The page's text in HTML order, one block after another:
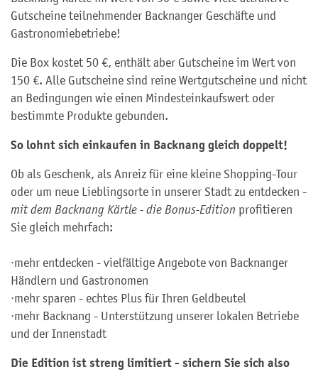
Gutscheine teilnehmender Backnanger Geschäfte und
Gastronomiebetriebe!
Die Box kostet 50 €, enthält aber Gutscheine im Wert von
150 €. Alle Gutscheine sind reine Wertgutscheine und nicht
an Bedingungen wie einen Mindesteinkaufswert oder
bestimmte Produkte gebunden.
So lohnt sich einkaufen in Backnang gleich doppelt!
Ob als Geschenk, als Anreiz für eine kleine Shopping-Tour
oder um neue Lieblingsorte in unserer Stadt zu entdecken -
mit dem Backnang Kärtle - die Bonus-Edition profitieren
Sie gleich mehrfach:
·mehr entdecken - vielfältige Angebote von Backnanger
Händlern und Gastronomen
·mehr sparen - echtes Plus für Ihren Geldbeutel
·mehr Backnang - Unterstützung unserer lokalen Betriebe
und der Innenstadt
Die Edition ist streng limitiert - sichern Sie sich also